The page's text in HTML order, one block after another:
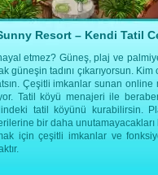
Resort – Kendi Tatil
etmez? Güneş, plaj ve
güneşin tadını çıkarıyorsun.
Çeşitli imkanlar sunan
Tatil köyü menajeri ile
tatil köyünü kurabilirsin.
bir daha unutamayacakları
için çeşitli imkanlar ve